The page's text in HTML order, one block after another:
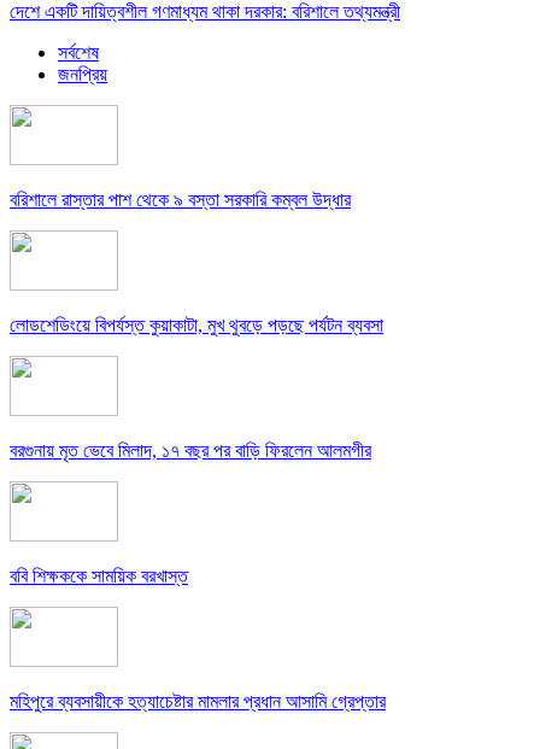
দেশে একটি দায়িত্বশীল গণমাধ্যম থাকা দরকার: বরিশালে তথ্যমন্ত্রী
সর্বশেষ
জনপ্রিয়
বরিশালে রাস্তার পাশ থেকে ৯ বস্তা সরকারি কম্বল উদ্ধার
লোডশেডিংয়ে বিপর্যস্ত কুয়াকাটা, মুখ থুবড়ে পড়ছে পর্যটন ব্যবসা
বরগুনায় মৃত ভেবে মিলাদ, ১৭ বছর পর বাড়ি ফিরলেন আলমগীর
ববি শিক্ষককে সাময়িক বরখাস্ত
মহিপুরে ব্যবসায়ীকে হত্যাচেষ্টার মামলার প্রধান আসামি গ্রেপ্তার